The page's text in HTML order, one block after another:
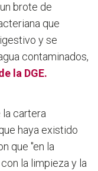
brote de
que
y se
contaminados,
la DGE.
la cartera
haya existido
que "en la
la limpieza y la